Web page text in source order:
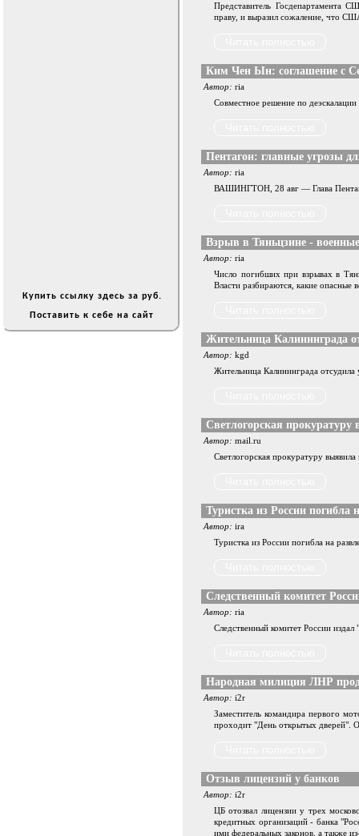
Купить ссылку здесь за руб.
Поставить к себе на сайт
Представитель Госдепартамента
праву, и выразил сожаление, что
Ким Чен Ын: соглашение с
Автор: ria
Совместное решение по
Пентагон: главные угрозы
Автор: ria
ВАШИНГТОН, 28 авг — Глава
Взрыв в Тяньцзине -
Автор: ria
Число погибших при взрывах в
Власти разбираются, какие опасные
Жительница Калининграда
Автор: kgd
Жительница Калининграда отсудила
Светлогорская
Автор: mail.ru
Светлогорская прокуратуру
Туристка из России погибла
Автор: ira
Туристка из России погибла на
Следственный комитет
Автор: ria
Следственный комитет России
Народная милиция ЛНР
Автор: i2r
Заместитель командира первого
проходит "День открытых дверей".
Отзыв лицензий у банков
Автор: i2r
ЦБ отозвал лицензии у трех
кредитных организаций - банка
ими федеральных законов, а также